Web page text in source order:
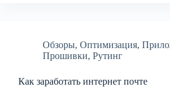
Обзоры, Оптимизация,
Прошивки, Рутинг
Как заработать интернет почте